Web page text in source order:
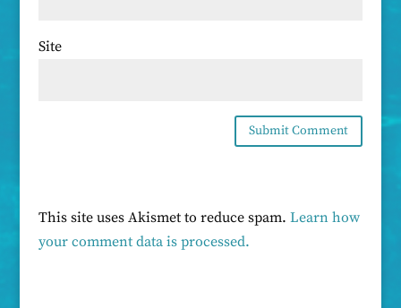
Site
This site uses Akismet to reduce spam. Learn how
your comment data is processed.